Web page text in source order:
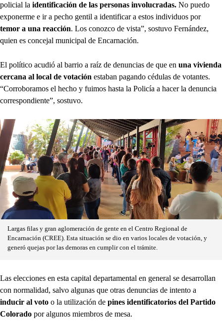
policial la identificación de las personas involucradas. No puedo
exponerme e ir a pecho gentil a identificar a estos individuos por
temor a una reacción. Los conozco de vista”, sostuvo Fernández,
quien es concejal municipal de Encarnación.
El político acudió al barrio a raíz de denuncias de que en una vivienda
cercana al local de votación estaban pagando cédulas de votantes.
“Corroboramos el hecho y fuimos hasta la Policía a hacer la denuncia
correspondiente”, sostuvo.
Largas filas y gran aglomeración de gente en el Centro Regional de
Encarnación (CREE). Esta situación se dio en varios locales de votación, y
generó quejas por las demoras en cumplir con el trámite.
Las elecciones en esta capital departamental en general se desarrollan
con normalidad, salvo algunas que otras denuncias de intento a
inducir al voto o la utilización de pines identificatorios del Partido
Colorado por algunos miembros de mesa.